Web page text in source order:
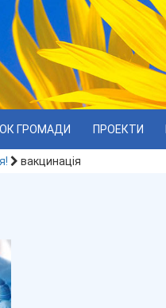
ГРОМАДИ ПРОЕКТИ
вакцинація